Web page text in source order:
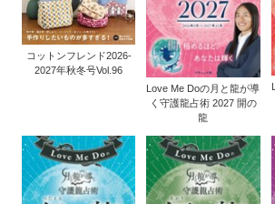
コットンフレンド2026-
2027年秋冬号Vol.96
Love Me Doの月と龍が導
く守護龍占術 2027 開の
龍